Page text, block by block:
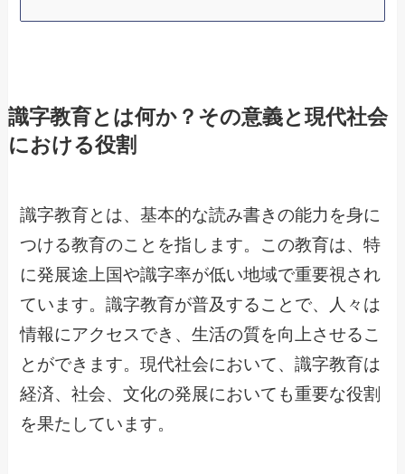
識字教育とは何か？その意義と現代社会
における役割
識字教育とは、基本的な読み書きの能力を身に
つける教育のことを指します。この教育は、特
に発展途上国や識字率が低い地域で重要視され
ています。識字教育が普及することで、人々は
情報にアクセスでき、生活の質を向上させるこ
とができます。現代社会において、識字教育は
経済、社会、文化の発展においても重要な役割
を果たしています。